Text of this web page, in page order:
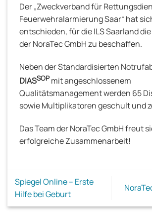
Der „Zweckverband für
Feuerwehralarmierung Saar“ hat
entschieden, für die ILS Saarland
der NoraTec GmbH zu beschaffen.
Neben der Standardisierten
DIASSOPmit angeschlossenem
Qualitätsmanagement werden 65
sowie Multiplikatoren geschult und
Das Team der NoraTec GmbH freut
erfolgreiche Zusammenarbeit!
Spiegel Online – Erste
Hilfe bei Geburt